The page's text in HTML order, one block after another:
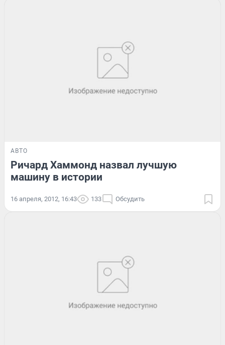
АВТО
Ричард Хаммонд назвал лучшую
машину в истории
16 апреля, 2012, 16:43 133 Обсудить